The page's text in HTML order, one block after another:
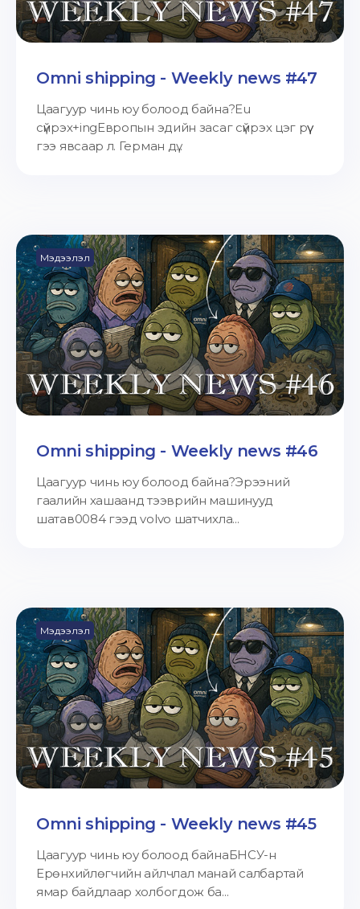
Omni shipping - Weekly news #47
Цаагуур чинь юу болоод байна?Eu
сүйрэх+ingЕвропын эдийн засаг сүйрэх цэг рүү
гээ явсаар л. Герман дү...
Мэдээлэл
Omni shipping - Weekly news #46
Цаагуур чинь юу болоод байна?Эрээний
гаалийн хашаанд тээврийн машинууд
шатав0084 гээд volvo шатчихла...
Мэдээлэл
Omni shipping - Weekly news #45
Цаагуур чинь юу болоод байнаБНСУ-н
Ерөнхийлөгчийн айлчлал манай салбартай
ямар байдлаар холбогдож ба...